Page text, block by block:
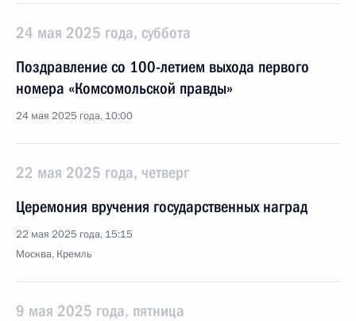
24 мая 2025 года, суббота
Поздравление со 100-летием выхода первого
номера «Комсомольской правды»
24 мая 2025 года, 10:00
22 мая 2025 года, четверг
Церемония вручения государственных наград
22 мая 2025 года, 15:15
Москва, Кремль
9 мая 2025 года, пятница